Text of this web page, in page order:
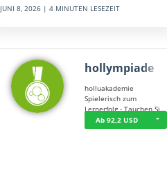
JUNI 8, 2026 | 4 MINUTEN LESEZEIT
hollympiade
holluakademie
Spielerisch zum
Lernerfolg - Tauchen Si…
Ab 92,2 USD